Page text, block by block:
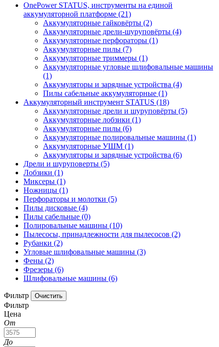
OnePower STATUS, инструменты на единой
аккумуляторной платформе (21)
Аккумуляторные гайковёрты (2)
Аккумуляторные дрели-шуруповёрты (4)
Аккумуляторные перфораторы (1)
Аккумуляторные пилы (7)
Аккумуляторные триммеры (1)
Аккумуляторные угловые шлифовальные машины
(1)
Аккумуляторы и зарядные устройства (4)
Пилы сабельные аккумуляторные (1)
Аккумуляторный инструмент STATUS (18)
Аккумуляторные дрели и шуруповёрты (5)
Аккумуляторные лобзики (1)
Аккумуляторные пилы (6)
Аккумуляторные полировальные машины (1)
Аккумуляторные УШМ (1)
Аккумуляторы и зарядные устройства (6)
Дрели и шуруповерты (5)
Лобзики (1)
Миксеры (1)
Ножницы (1)
Перфораторы и молотки (5)
Пилы дисковые (4)
Пилы сабельные (0)
Полировальные машины (10)
Пылесосы, принадлежности для пылесосов (2)
Рубанки (2)
Угловые шлифовальные машины (3)
Фены (2)
Фрезеры (6)
Шлифовальные машины (6)
Фильтр
Фильтр
Цена
От
До